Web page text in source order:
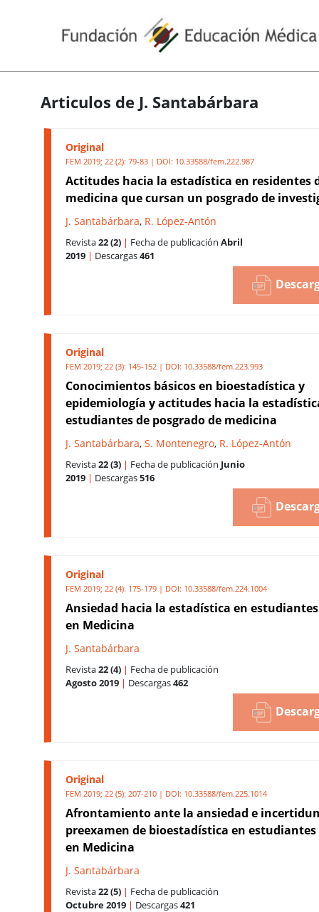
Articulos de J. Santabárbara
Original
FEM 2019; 22 (2): 79-83 | DOI: 10.33588/fem.222.987
Actitudes hacia la estadística en residentes
medicina que cursan un posgrado de
J. Santabárbara, R. López-Antón
Revista22 (2) | Fecha de publicación Abril
2019 | Descargas461
Original
FEM 2019; 22 (3): 145-152 | DOI: 10.33588/fem.223.993
Conocimientos básicos en bioestadística y
epidemiología y actitudes hacia la
estudiantes de posgrado de medicina
J. Santabárbara, S. Montenegro, R. López-Antón
Revista22 (3) | Fecha de publicación Junio
2019 | Descargas516
Original
FEM 2019; 22 (4): 175-179 | DOI: 10.33588/fem.224.1004
Ansiedad hacia la estadística en
en Medicina
J. Santabárbara
Revista22 (4) | Fecha de publicación
Agosto 2019 | Descargas462
Original
FEM 2019; 22 (5): 207-210 | DOI: 10.33588/fem.225.1014
Afrontamiento ante la ansiedad e
preexamen de bioestadística en estudiantes
en Medicina
J. Santabárbara
Revista22 (5) | Fecha de publicación
Octubre 2019 | Descargas421